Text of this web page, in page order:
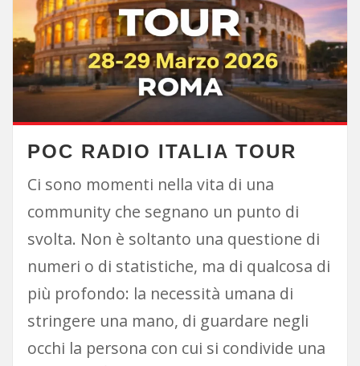
POC RADIO ITALIA TOUR
Ci sono momenti nella vita di una
community che segnano un punto di
svolta. Non è soltanto una questione di
numeri o di statistiche, ma di qualcosa di
più profondo: la necessità umana di
stringere una mano, di guardare negli
occhi la persona con cui si condivide una